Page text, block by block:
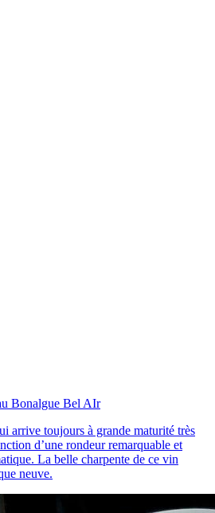
Bonalgue Bel AIr
arrive toujours à grande maturité très
d’une rondeur remarquable et
La belle charpente de ce vin
neuve.